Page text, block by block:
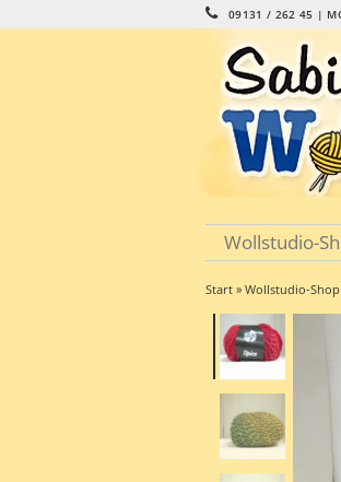
09131 / 262 45 |
Wollstudio-
Start » Wollstudio-Shop